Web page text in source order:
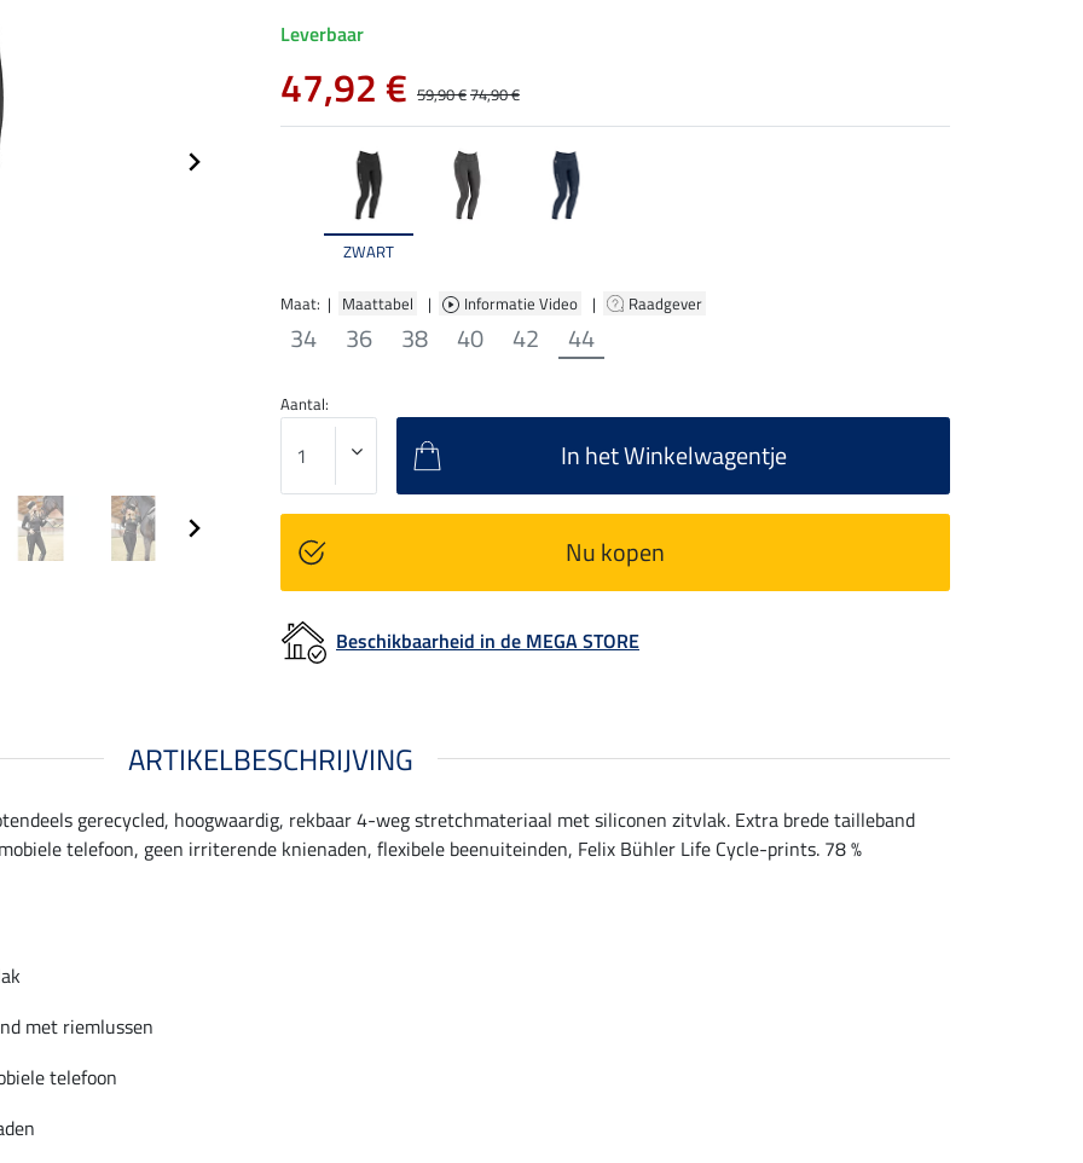
ZWART
Maat: | Maattabel | Informatie Video | Raadgever
34 36 38 40 42 44
Leverbaar
47,92 € 59,90 €74,90 €
Aantal:
In het Winkelwagentje
Nu kopen
Beschikbaarheid in de MEGA STORE
ARTIKELBESCHRIJVING
gerecycled, hoogwaardig, rekbaar 4-weg stretchmateriaal met siliconen zitvlak. Extra brede tailleband
telefoon, geen irriterende knienaden, flexibele beenuiteinden, Felix Bühler Life Cycle-prints. 78 %
met riemlussen
telefoon